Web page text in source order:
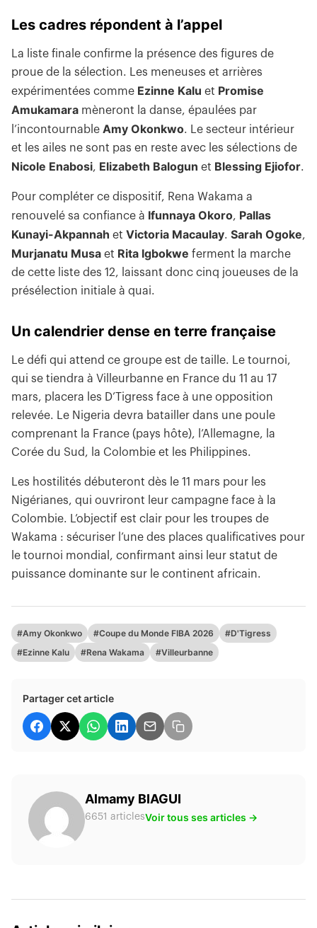
Les cadres répondent à l’appel
La liste finale confirme la présence des figures de
proue de la sélection. Les meneuses et arrières
expérimentées comme Ezinne Kalu et Promise
Amukamara mèneront la danse, épaulées par
l’incontournable Amy Okonkwo. Le secteur intérieur
et les ailes ne sont pas en reste avec les sélections de
Nicole Enabosi, Elizabeth Balogun et Blessing Ejiofor.
Pour compléter ce dispositif, Rena Wakama a
renouvelé sa confiance à Ifunnaya Okoro, Pallas
Kunayi-Akpannah et Victoria Macaulay. Sarah Ogoke,
Murjanatu Musa et Rita Igbokwe ferment la marche
de cette liste des 12, laissant donc cinq joueuses de la
présélection initiale à quai.
Un calendrier dense en terre française
Le défi qui attend ce groupe est de taille. Le tournoi,
qui se tiendra à Villeurbanne en France du 11 au 17
mars, placera les D’Tigress face à une opposition
relevée. Le Nigeria devra batailler dans une poule
comprenant la France (pays hôte), l’Allemagne, la
Corée du Sud, la Colombie et les Philippines.
Les hostilités débuteront dès le 11 mars pour les
Nigérianes, qui ouvriront leur campagne face à la
Colombie. L’objectif est clair pour les troupes de
Wakama : sécuriser l’une des places qualificatives pour
le tournoi mondial, confirmant ainsi leur statut de
puissance dominante sur le continent africain.
#Amy Okonkwo #Coupe du Monde FIBA 2026
#D'Tigress
#Ezinne Kalu
#Rena Wakama #Villeurbanne
Partager cet article
Almamy BIAGUI
6651 articlesVoir tous ses articles →